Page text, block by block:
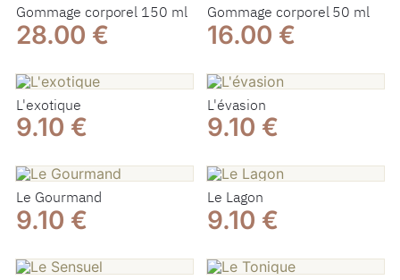
Gommage corporel 150 ml
28.00 €
Gommage corporel 50 ml
16.00 €
L'exotique
9.10 €
L'évasion
9.10 €
Le Gourmand
9.10 €
Le Lagon
9.10 €